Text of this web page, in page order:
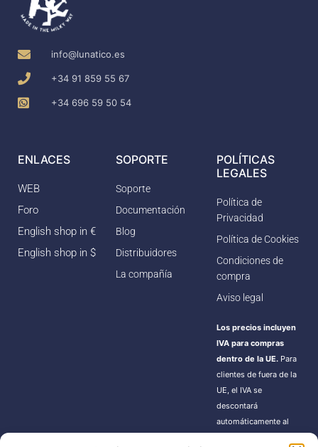
info@lunatico.es
+34 91 859 55 67
+34 696 59 50 54
ENLACES
WEB
Foro
English shop in €
English shop in $
SOPORTE
Soporte
Documentación
Blog
Distribuidores
La compañía
POLÍTICAS
LEGALES
Política de
Privacidad
Política de Cookies
Condiciones de
compra
Aviso legal
Los precios incluyen
IVA para compras
dentro de la UE. Para
clientes de fuera de la
UE, el IVA se
descontará
automáticamente al